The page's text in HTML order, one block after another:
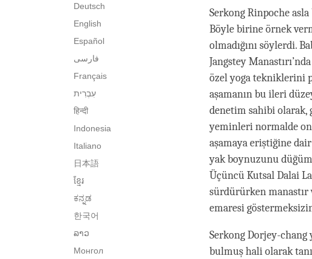
Deutsch
English
Español
فارسی
Français
हिन्दी
Indonesia
Italiano
日本語
ខ្មែរ
ಕನ್ನಡ
한국어
ລາວ
Монгол
Serkong Rinpoche
Böyle birine örnek
olmadığını söylerdi.
Jangstey
özel yoga tekniklerini
aşamanın bu ileri
denetim sahibi olarak,
yeminleri normalde
aşamaya eriştiğine
yak boynuzunu
Üçüncü Kutsal Dalai
sürdürürken manastır
emaresi
Serkong Dorjey-chang
bulmuş hali olarak